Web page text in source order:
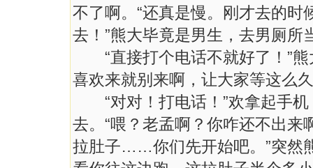
不了啊。“还真是慢。刚才去的
去！”熊大毕竟是男生，去男厕所
“直接打个电话不就好了！”熊
喜欢来就别来啊，让大家等这么
“对对！打电话！”欢拿起手机
去。“喂？老孟啊？你咋还不出
拉肚子……你们先开始吧。”突然